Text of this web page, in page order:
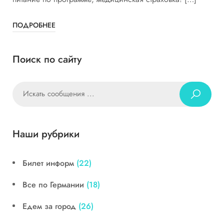
ПОДРОБНЕЕ
Поиск по сайту
Наши рубрики
Билет информ (22)
Все по Германии (18)
Едем за город (26)